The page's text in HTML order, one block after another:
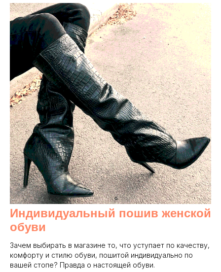
Индивидуальный пошив женской
обуви
Зачем выбирать в магазине то, что уступает по качеству,
комфорту и стилю обуви, пошитой индивидуально по
вашей стопе? Правда о настоящей обуви.